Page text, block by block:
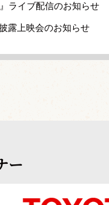
ライブ配信のお知らせ
露上映会のお知らせ
ー